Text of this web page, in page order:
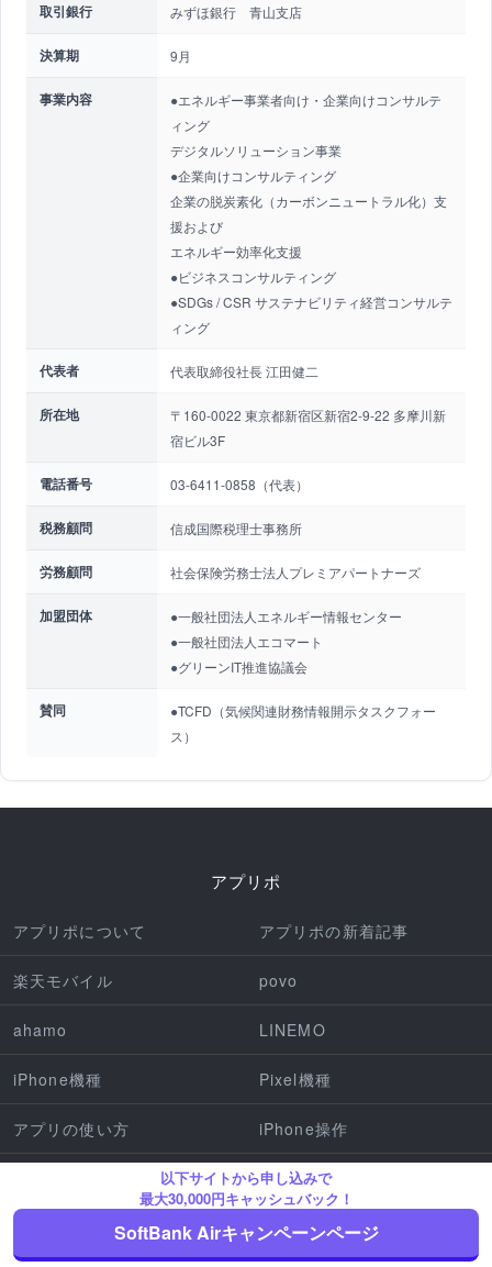
取引銀行 みずほ銀行 青山支店
決算期 9月
事業内容
●エネルギー事業者向け・企業向けコンサルテ
ィング
デジタルソリューション事業
●企業向けコンサルティング
企業の脱炭素化（カーボンニュートラル化）支
援および
エネルギー効率化支援
●ビジネスコンサルティング
●SDGs / CSR サステナビリティ経営コンサルテ
ィング
代表者 代表取締役社長 江田健二
所在地
〒160-0022 東京都新宿区新宿2-9-22 多摩川新
宿ビル3F
電話番号 03-6411-0858（代表）
税務顧問 信成国際税理士事務所
労務顧問 社会保険労務士法人プレミアパートナーズ
加盟団体
●一般社団法人エネルギー情報センター
●一般社団法人エコマート
●グリーンIT推進協議会
賛同
●TCFD（気候関連財務情報開示タスクフォー
ス）
アプリポ
アプリポについて アプリポの新着記事
楽天モバイル povo
ahamo LINEMO
iPhone機種 Pixel機種
アプリの使い方 iPhone操作
ホームルーター
サイトマップ(カテゴリ一覧)
以下サイトから申し込みで
最大30,000円キャッシュバック！
SoftBank Airキャンペーンページ